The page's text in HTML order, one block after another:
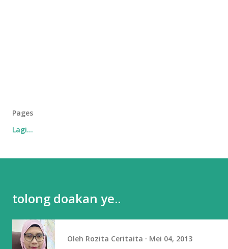
Pages
Lagi…
tolong doakan ye..
Oleh Rozita Ceritaita Mei 04, 2013